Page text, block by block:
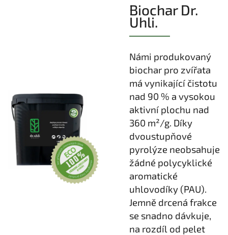
Biochar Dr.
Uhli.
Námi produkovaný
biochar pro zvířata
má vynikající čistotu
nad 90 % a vysokou
aktivní plochu nad
360 m²/g. Díky
dvoustupňové
pyrolýze neobsahuje
žádné polycyklické
aromatické
uhlovodíky (PAU).
Jemně drcená frakce
se snadno dávkuje,
na rozdíl od pelet